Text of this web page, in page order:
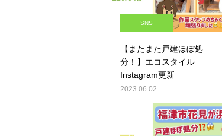
SNS
【またまた戸建ほぼ処
分！】エコスタイル
Instagram更新
2023.06.02